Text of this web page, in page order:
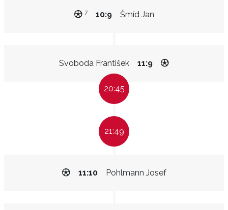
Šmíd Jan
10:9
7
Svoboda František 11:9
20:45
21:49
Pohlmann Josef
11:10